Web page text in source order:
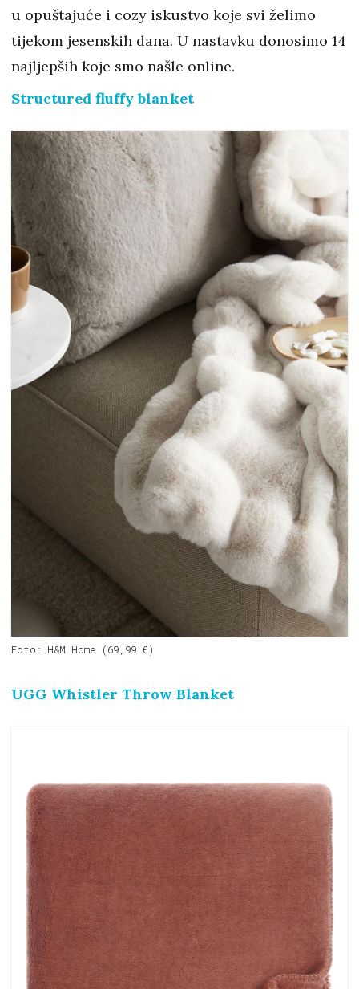
u opuštajuće i cozy iskustvo koje svi želimo
tijekom jesenskih dana. U nastavku donosimo 14
najljepših koje smo našle online.
Structured fluffy blanket
Foto: H&M Home (69,99 €)
UGG Whistler Throw Blanket